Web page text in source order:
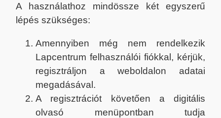
A használathoz mindössze két egyszerű
lépés szükséges:
Amennyiben még nem rendelkezik
Lapcentrum felhasználói fiókkal, kérjük,
regisztráljon a weboldalon adatai
megadásával.
A regisztrációt követően a digitális
olvasó menüpontban tudja